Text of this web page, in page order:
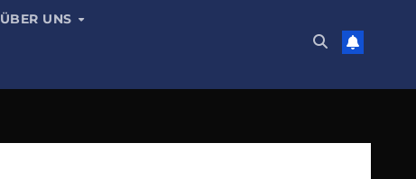
ÜBER UNS